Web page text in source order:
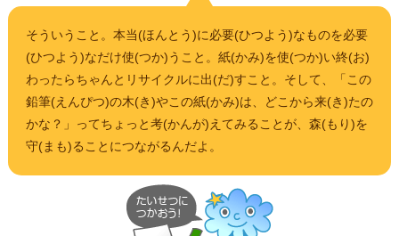
そういうこと。本当(ほんとう)に必要(ひつよう)なものを必要
(ひつよう)なだけ使(つか)うこと。紙(かみ)を使(つか)い終(お)
わったらちゃんとリサイクルに出(だ)すこと。そして、「この
鉛筆(えんぴつ)の木(き)やこの紙(かみ)は、どこから来(き)たの
かな？」ってちょっと考(かんが)えてみることが、森(もり)を
守(まも)ることにつながるんだよ。